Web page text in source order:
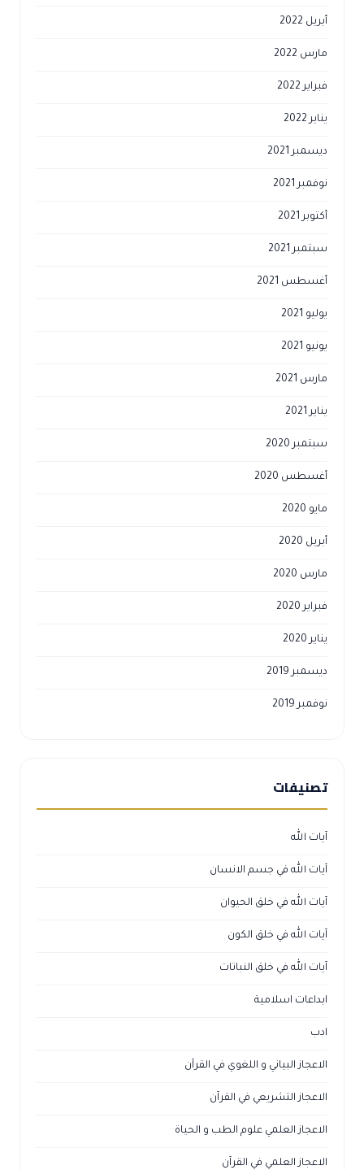
أبريل 2022
مارس 2022
فبراير 2022
يناير 2022
ديسمبر 2021
نوفمبر 2021
أكتوبر 2021
سبتمبر 2021
أغسطس 2021
يوليو 2021
يونيو 2021
مارس 2021
يناير 2021
سبتمبر 2020
أغسطس 2020
مايو 2020
أبريل 2020
مارس 2020
فبراير 2020
يناير 2020
ديسمبر 2019
نوفمبر 2019
تصنيفات
آيات الله
آيات الله في جسم الانسان
آيات الله في خلق الحيوان
آيات الله في خلق الكون
آيات الله في خلق النباتات
ابداعات اسلامية
ادب
الاعجاز البياني و اللغوي في القرآن
الاعجاز التشريعي في القرآن
الاعجاز العلمي علوم الطب و الحياة
الاعجاز العلمي في القرآن